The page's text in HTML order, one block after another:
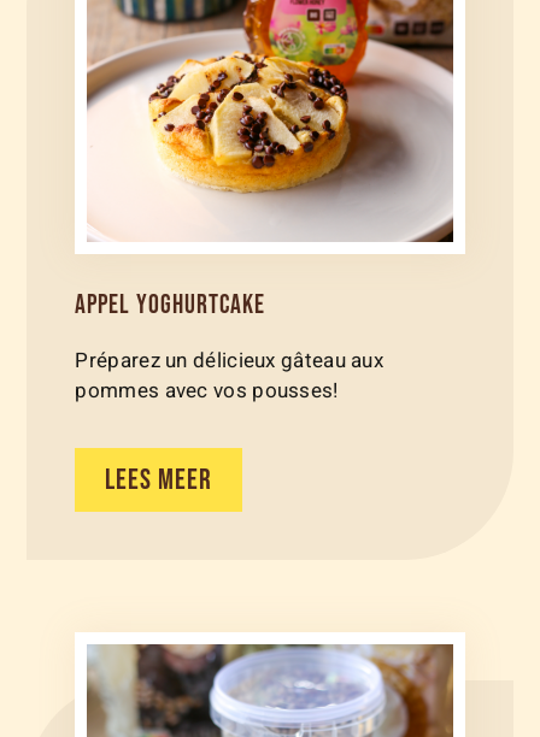
APPEL YOGHURTCAKE
Préparez un délicieux gâteau aux
pommes avec vos pousses!
LEES MEER